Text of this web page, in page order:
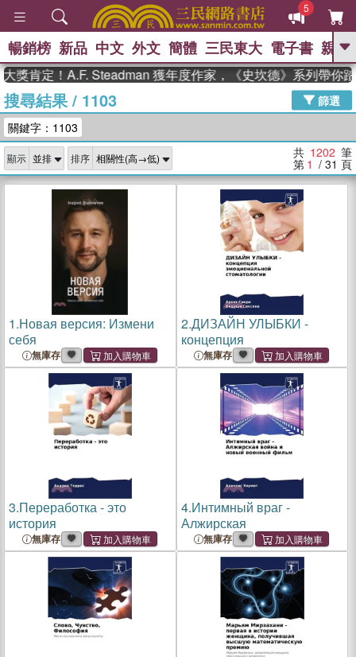
5
GO
高希均教授回憶錄
、 The Odyssey 、 父親節 、 如果歷
獎 臺灣漫遊錄 、 方念華 、 台灣的李
登輝時代
數學女孩：黎曼猜想 、
偉大的迷走神經
暢銷榜 新品 中文 外文 簡體 三民東大 電子書 親子
！A.F. Steadman 獲年度作家，《史坎德》系列帶你踏上熱
搜尋結果/ 1103
篩選
關鍵字：1103
顯示 排序 共 1202 筆
第 1 / 31 頁
1.Новая версия: Измени
себя
無庫存
2.ДИЗАЙН УЛЫБКИ -
концепция
無庫存
3.Переработка - это
история
無庫存
4.Интимный враг -
Алжирская
無庫存